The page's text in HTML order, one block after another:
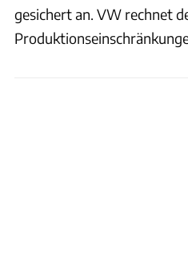
gesichert an. VW rechnet